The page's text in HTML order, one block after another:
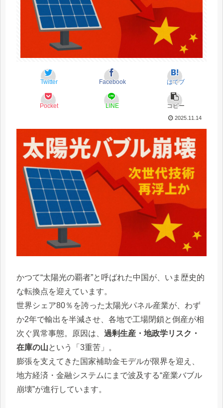
Twitter Facebook はてブ
Pocket LINE コピー
2025.11.14
かつて“太陽光の覇者”と呼ばれた中国が、いま歴史的
な転換点を迎えています。
世界シェア80％を誇った太陽光パネル産業が、わず
か2年で輸出を半減させ、各地で工場閉鎖と倒産が相
次ぐ異常事態。原因は、 過剰生産・地政学リスク・
在庫の山という「3重苦」。
膨張を支えてきた国家補助金モデルが限界を迎え、
地方経済・金融システムにまで波及する“産業バブル
崩壊”が進行しています。